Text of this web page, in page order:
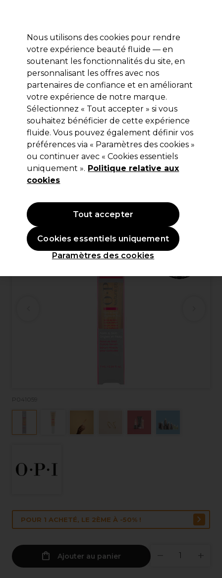
Se connecter
Marques Bons plans Coiffure Electro et Matériel
Livraison et délais
lire la suite
OPI Nature Strong Sérum Miracle
pour Cuticules 7ml
(0)
8,30 €Hors TVA
P041059
POUR 1 ACHETÉ, LE 2ÈME À -50% !
Ajouter au panier
Nous utilisons des cookies pour rendre
votre expérience beauté fluide — en
soutenant les fonctionnalités du site, en
personnalisant les offres avec nos
partenaires de confiance et en améliorant
votre expérience de notre marque.
Sélectionnez « Tout accepter » si vous
souhaitez bénéficier de cette expérience
fluide. Vous pouvez également définir vos
préférences via « Paramètres des cookies »
ou continuer avec « Cookies essentiels
uniquement ». Politique relative aux
cookies
Paramètres des cookies
Cookies essentiels uniquement
Tout accepter